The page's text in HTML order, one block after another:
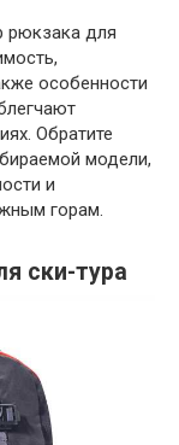
рюкзака для
особенности
Обратите
модели,
и
горам.
ски-тура